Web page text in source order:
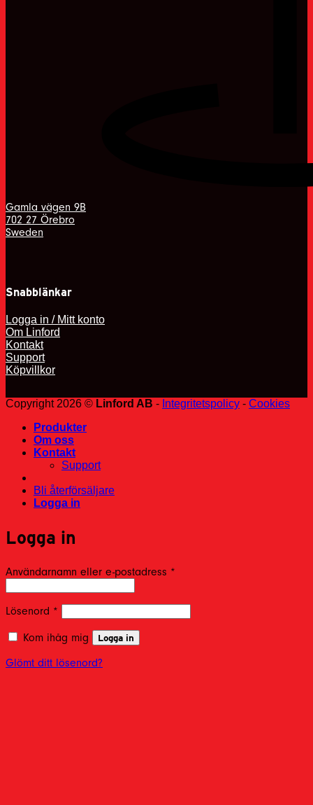
Gamla vägen 9B
702 27 Örebro
Sweden
Snabblänkar
Logga in / Mitt konto
Om Linford
Kontakt
Support
Köpvillkor
Copyright 2026 © Linford AB - Integritetspolicy - Cookies
Produkter
Om oss
Kontakt
Support
Bli återförsäljare
Logga in
Logga in
Användarnamn eller e-postadress *
Lösenord *
Kom ihåg mig Logga in
Glömt ditt lösenord?